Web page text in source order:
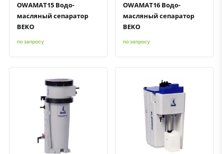
OWAMAT15 Водо-
масляный сепаратор
BEKO
по запросу
OWAMAT16 Водо-
масляный сепаратор
BEKO
по запросу
Быстрый просмотрДобавить к сравнению